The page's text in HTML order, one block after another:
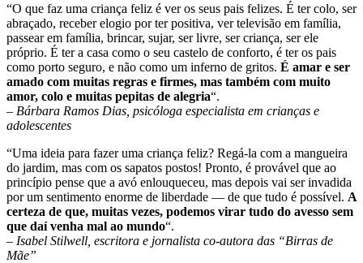
“O que faz uma criança feliz é ver os seus pais felizes. É ter colo, ser
abraçado, receber elogio por ter positiva, ver televisão em família,
passear em família, brincar, sujar, ser livre, ser criança, ser ele
próprio. É ter a casa como o seu castelo de conforto, é ter os pais
como porto seguro, e não como um inferno de gritos. É amar e ser
amado com muitas regras e firmes, mas também com muito
amor, colo e muitas pepitas de alegria“.
– Bárbara Ramos Dias, psicóloga especialista em crianças e
adolescentes
“Uma ideia para fazer uma criança feliz? Regá-la com a mangueira
do jardim, mas com os sapatos postos! Pronto, é provável que ao
princípio pense que a avó enlouqueceu, mas depois vai ser invadida
por um sentimento enorme de liberdade — de que tudo é possível. A
certeza de que, muitas vezes, podemos virar tudo do avesso sem
que daí venha mal ao mundo“.
– Isabel Stilwell, escritora e jornalista co-autora das “Birras de
Mãe”